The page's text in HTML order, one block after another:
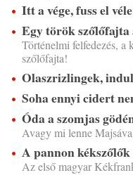
Itt a vége, fuss el
Egy török
Történelmi felfedezés, a
szőlőfajta!
Olaszrizlingek,
Soha ennyi cidert
Óda a szomjas
Avagy mi lenne
A pannon kékszőlők
Az első magyar